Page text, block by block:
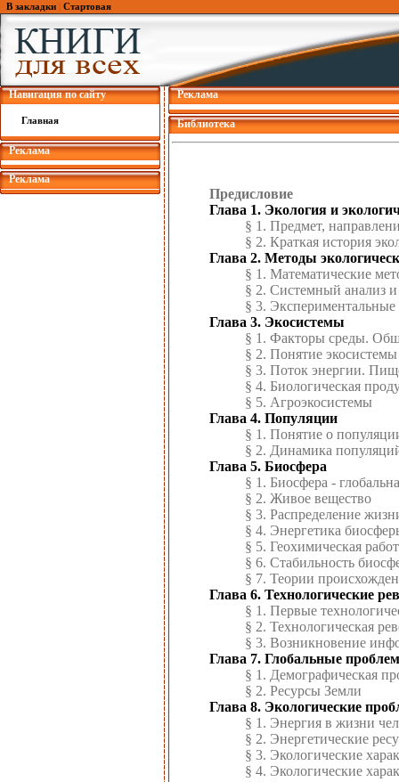
В закладки Стартовая
Навигация по сайту
Главная
Реклама
Реклама
Реклама
Библиотека
Предисловие
Глава 1. Экология и
§ 1. Предмет,
§ 2. Краткая история
Глава 2. Методы
§ 1. Математические
§ 2. Системный анализ
§ 3.
Глава 3. Экосистемы
§ 1. Факторы среды.
§ 2. Понятие экосистемы
§ 3. Поток энергии.
§ 4. Биологическая
§ 5. Агроэкосистемы
Глава 4. Популяции
§ 1. Понятие о
§ 2. Динамика
Глава 5. Биосфера
§ 1. Биосфера -
§ 2. Живое вещество
§ 3. Распределение
§ 4. Энергетика
§ 5. Геохимическая
§ 6. Стабильность
§ 7. Теории
Глава 6. Технологические
§ 1. Первые
§ 2. Технологическая
§ 3. Возникновение
Глава 7. Глобальные
§ 1. Демографическая
§ 2. Ресурсы Земли
Глава 8. Экологические
§ 1. Энергия в жизни
§ 2. Энергетические
§ 3. Экологические
§ 4. Экологические